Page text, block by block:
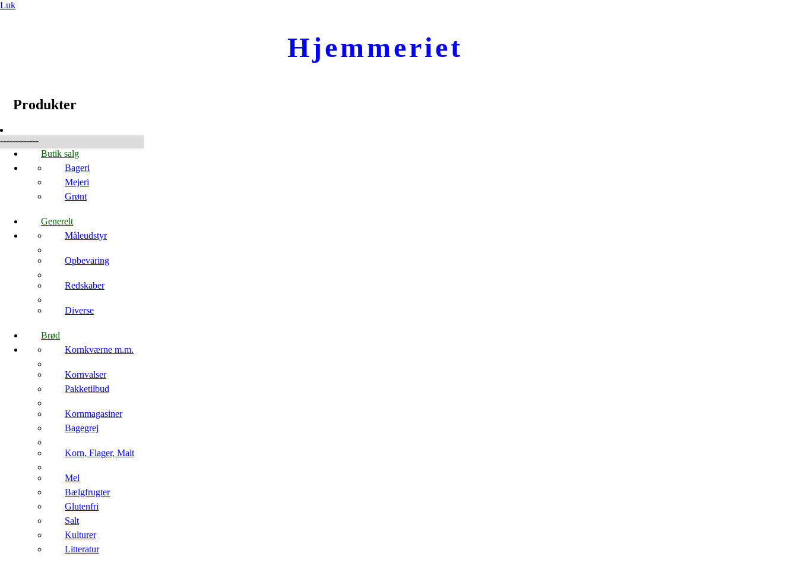
Luk
Hjemmeriet
Produkter
-------------
Butik salg
Bageri
Mejeri
Grønt
Generelt
Måleudstyr
Opbevaring
Redskaber
Diverse
Brød
Kornkværne m.m.
Kornvalser
Pakketilbud
Kornmagasiner
Bagegrej
Korn, Flager, Malt
Mel
Bælgfrugter
Glutenfri
Salt
Kulturer
Litteratur